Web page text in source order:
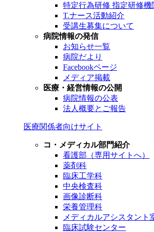
特定行為研修 指定研修機
T.ナース活動紹介
受講生募集について
病院情報の発信
お知らせ一覧
病院だより
Facebookページ
メディア掲載
医療・経営情報の公開
病院情報の公表
法人概要とご報告
医療関係者向けサイト
コ・メディカル部門紹介
看護部（専用サイトへ）
薬剤科
臨床工学科
中央検査科
画像診断科
栄養管理科
メディカルアシスタント
臨床試験センター